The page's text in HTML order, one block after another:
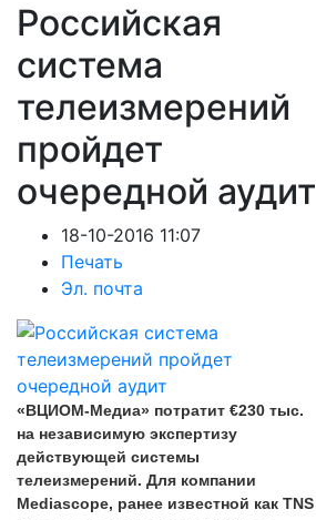
Российская
система
телеизмерений
пройдет
очередной аудит
18-10-2016 11:07
Печать
Эл. почта
«ВЦИОМ-Медиа» потратит €230 тыс.
на независимую экспертизу
действующей системы
телеизмерений. Для компании
Mediascope, ранее известной как TNS